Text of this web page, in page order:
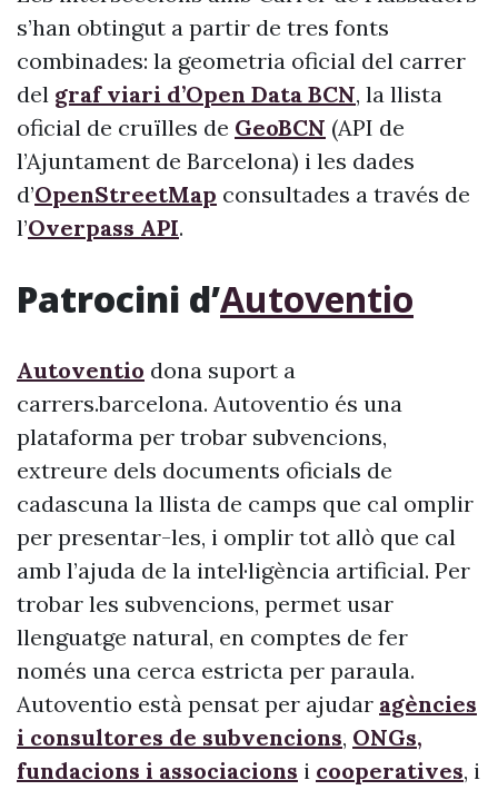
s’han obtingut a partir de tres fonts
combinades: la geometria oficial del carrer
del graf viari d’Open Data BCN, la llista
oficial de cruïlles de GeoBCN (API de
l’Ajuntament de Barcelona) i les dades
d’OpenStreetMap consultades a través de
l’Overpass API.
Patrocini d’Autoventio
Autoventio dona suport a
carrers.barcelona. Autoventio és una
plataforma per trobar subvencions,
extreure dels documents oficials de
cadascuna la llista de camps que cal omplir
per presentar-les, i omplir tot allò que cal
amb l’ajuda de la intel·ligència artificial. Per
trobar les subvencions, permet usar
llenguatge natural, en comptes de fer
només una cerca estricta per paraula.
Autoventio està pensat per ajudar agències
i consultores de subvencions, ONGs,
fundacions i associacions i cooperatives, i